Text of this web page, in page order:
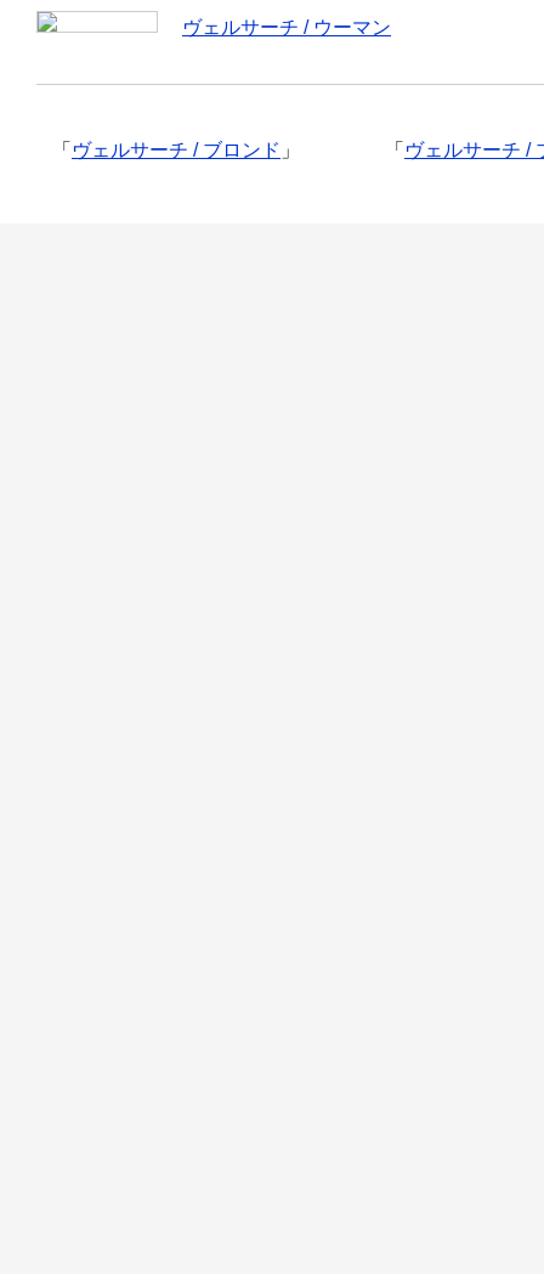
ヴェルサーチ / ウーマン
「 ヴェルサーチ /
「 ヴェルサーチ / ブロンド 」